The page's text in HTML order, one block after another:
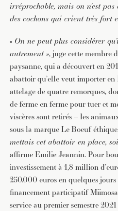
irréprochable, mais on n’est
des cochons qui crient très fort
« On ne peut plus considérer
autrement », juge cette membre
paysanne, qui a découvert en
abattoir qu’elle veut importer
attelage de quatre remorques,
de ferme en ferme pour tuer et
viscères sont retirés – les
sous la marque Le Boeuf
mettais cet abattoir en place,
affirme Emilie Jeannin. Pour
investissement à 1,8 million
250.000 euros en quelques
financement participatif
service au premier semestre